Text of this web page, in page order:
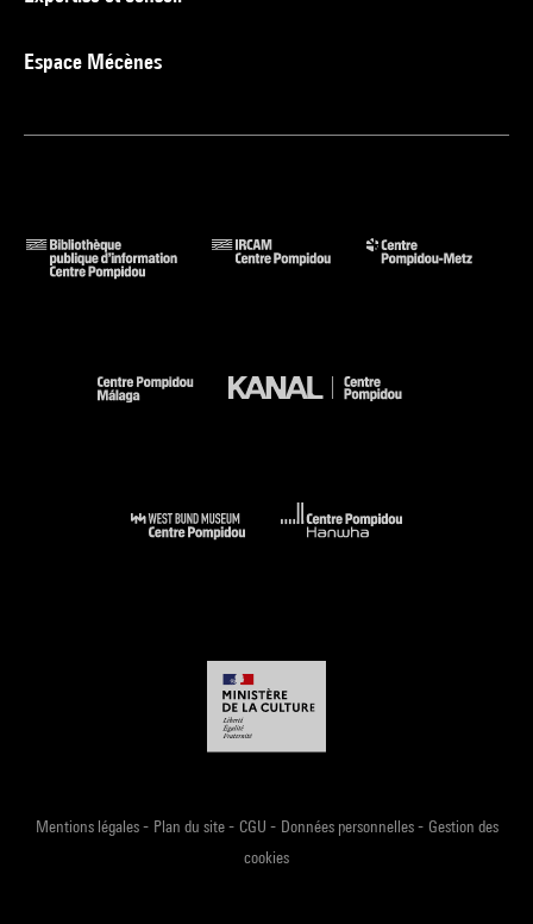
Espace Mécènes
Mentions légales- Plan du site- CGU - Données personnelles- Gestion des
cookies